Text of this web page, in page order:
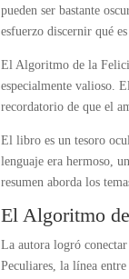
pueden ser bastante
esfuerzo discernir qué
El Algoritmo de la
especialmente valioso.
recordatorio de que el
El libro es un tesoro
lenguaje era hermoso,
resumen aborda los
El Algoritmo
La autora logró
Peculiares, la línea